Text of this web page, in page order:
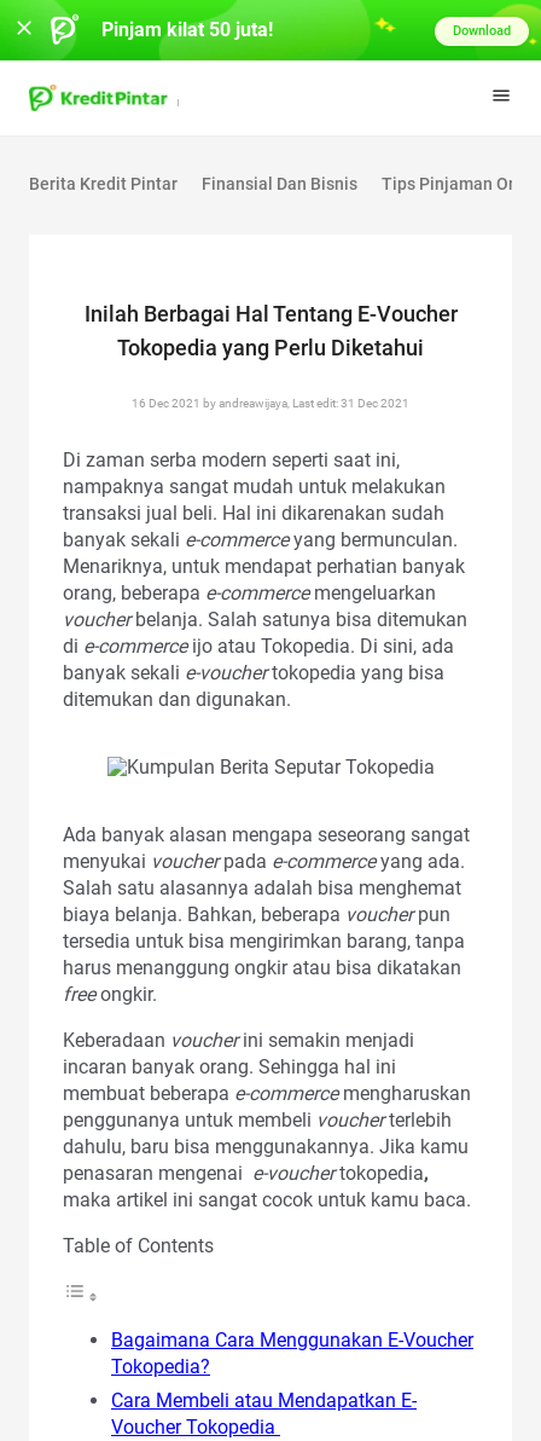
Berita Kredit Pintar Finansial Dan Bisnis Tips Pinjaman
Inilah Berbagai Hal Tentang E-Voucher
Tokopedia yang Perlu Diketahui
16 Dec 2021 by andreawijaya, Last edit: 31 Dec 2021
Di zaman serba modern seperti saat ini,
nampaknya sangat mudah untuk melakukan
transaksi jual beli. Hal ini dikarenakan sudah
banyak sekali e-commerceyang bermunculan.
Menariknya, untuk mendapat perhatian banyak
orang, beberapa e-commercemengeluarkan
voucherbelanja. Salah satunya bisa ditemukan
di e-commerceijo atau Tokopedia. Di sini, ada
banyak sekali e-vouchertokopedia yang bisa
ditemukan dan digunakan.
Ada banyak alasan mengapa seseorang sangat
menyukai voucherpada e-commerceyang ada.
Salah satu alasannya adalah bisa menghemat
biaya belanja. Bahkan, beberapa voucherpun
tersedia untuk bisa mengirimkan barang, tanpa
harus menanggung ongkir atau bisa dikatakan
freeongkir.
Keberadaan voucherini semakin menjadi
incaran banyak orang. Sehingga hal ini
membuat beberapa e-commercemengharuskan
penggunanya untuk membeli voucherterlebih
dahulu, baru bisa menggunakannya. Jika kamu
penasaran mengenai e-vouchertokopedia,
maka artikel ini sangat cocok untuk kamu baca.
Table of Contents
Bagaimana Cara Menggunakan E-Voucher
Tokopedia?
Cara Membeli atau Mendapatkan E-
Voucher Tokopedia
Pinjam kilat 50 juta! Download